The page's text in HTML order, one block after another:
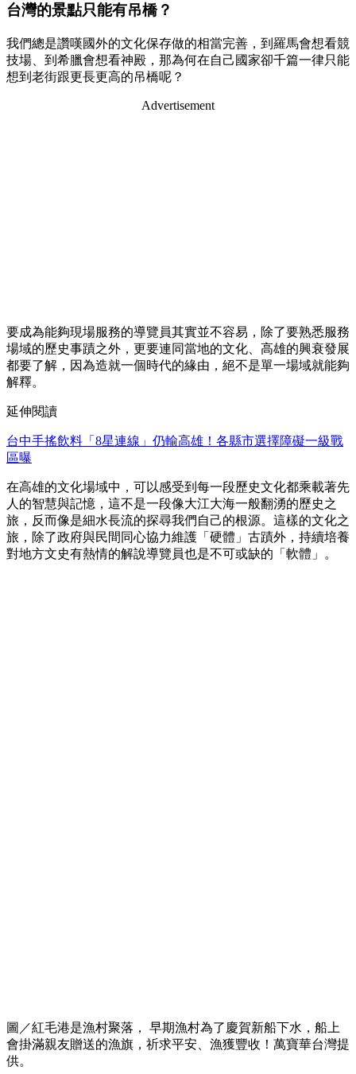
台灣的景點只能有吊橋？
我們總是讚嘆國外的文化保存做的相當完善，到羅馬會想看競
技場、到希臘會想看神殿，那為何在自己國家卻千篇一律只能
想到老街跟更長更高的吊橋呢？
Advertisement
要成為能夠現場服務的導覽員其實並不容易，除了要熟悉服務
場域的歷史事蹟之外，更要連同當地的文化、高雄的興衰發展
都要了解，因為造就一個時代的緣由，絕不是單一場域就能夠
解釋。
延伸閱讀
台中手搖飲料「8星連線」仍輸高雄！各縣市選擇障礙一級戰
區曝
在高雄的文化場域中，可以感受到每一段歷史文化都乘載著先
人的智慧與記憶，這不是一段像大江大海一般翻湧的歷史之
旅，反而像是細水長流的探尋我們自己的根源。這樣的文化之
旅，除了政府與民間同心協力維護「硬體」古蹟外，持續培養
對地方文史有熱情的解說導覽員也是不可或缺的「軟體」。
圖／紅毛港是漁村聚落， 早期漁村為了慶賀新船下水，船上
會掛滿親友贈送的漁旗，祈求平安、漁獲豐收！萬寶華台灣提
供。